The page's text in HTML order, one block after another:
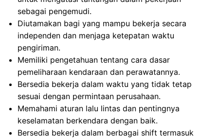
sebagai pengemudi.
Diutamakan bagi yang mampu bekerja secara
independen dan menjaga ketepatan waktu
pengiriman.
Memiliki pengetahuan tentang cara dasar
pemeliharaan kendaraan dan perawatannya.
Bersedia bekerja dalam waktu yang tidak tetap
sesuai dengan permintaan perusahaan.
Memahami aturan lalu lintas dan pentingnya
keselamatan berkendara dengan baik.
Bersedia bekerja dalam berbagai shift termasuk